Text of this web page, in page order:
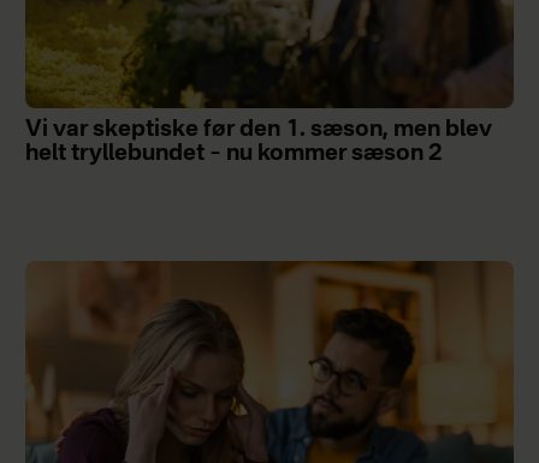
Vi var skeptiske før den 1. sæson, men blev
helt tryllebundet – nu kommer sæson 2